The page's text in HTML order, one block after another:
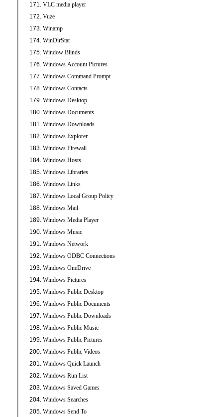
VLC media player
Vuze
Winamp
WinDirStat
Window Blinds
Windows Account Pictures
Windows Command Prompt
Windows Contacts
Windows Desktop
Windows Documents
Windows Downloads
Windows Explorer
Windows Firewall
Windows Hosts
Windows Libraries
Windows Links
Windows Local Group Policy
Windows Mail
Windows Media Player
Windows Music
Windows Network
Windows ODBC Connections
Windows OneDrive
Windows Pictures
Windows Public Desktop
Windows Public Documents
Windows Public Downloads
Windows Public Music
Windows Public Pictures
Windows Public Videos
Windows Quick Launch
Windows Run List
Windows Saved Games
Windows Searches
Windows Send To